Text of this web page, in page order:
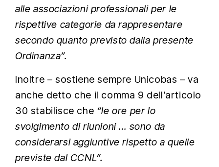
alle associazioni professionali per le
rispettive categorie da rappresentare
secondo quanto previsto dalla presente
Ordinanza”.
Inoltre – sostiene sempre Unicobas – va
anche detto che il comma 9 dell’articolo
30 stabilisce che “le ore per lo
svolgimento di riunioni … sono da
considerarsi aggiuntive rispetto a quelle
previste dal CCNL”.